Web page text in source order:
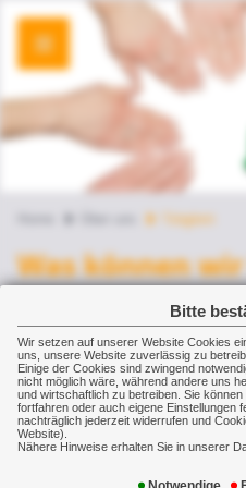
Bitte
Wir setzen auf unserer Website Cookies
uns, unsere Website zuverlässig zu
Einige der Cookies sind zwingend
nicht möglich wäre, während andere uns
und wirtschaftlich zu betreiben. Sie
fortfahren oder auch eigene Einstellungen
nachträglich jederzeit widerrufen und
Website).
Nähere Hinweise erhalten Sie in unserer
Tätigkeit
Was können
Jeder Mensch /
benötigt einen auf
Versicherungsschutz.
prüft - unter
Gegebenheiten -